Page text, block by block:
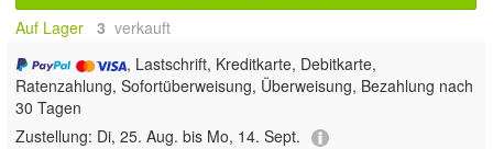
Auf Lager 3 verkauft
, Lastschrift, Kreditkarte, Debitkarte,
Ratenzahlung, Sofortüberweisung, Überweisung, Bezahlung nach
30 Tagen
Zustellung: Di, 25. Aug. bis Mo, 14. Sept.